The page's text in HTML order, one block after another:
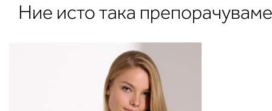
Ние исто така препорачуваме